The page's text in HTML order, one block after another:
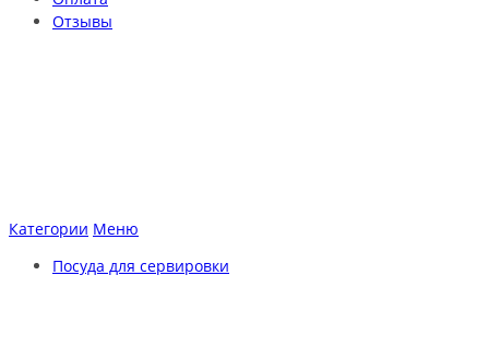
Отзывы
Категории Меню
Посуда для сервировки